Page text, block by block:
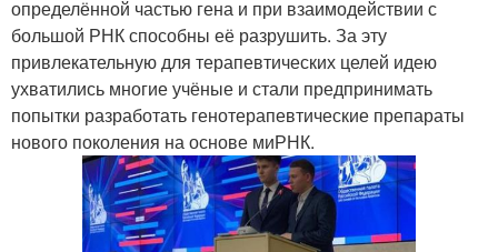
определённой частью гена и при взаимодействии с
большой РНК способны её разрушить. За эту
привлекательную для терапевтических целей идею
ухватились многие учёные и стали предпринимать
попытки разработать генотерапевтические препараты
нового поколения на основе миРНК.